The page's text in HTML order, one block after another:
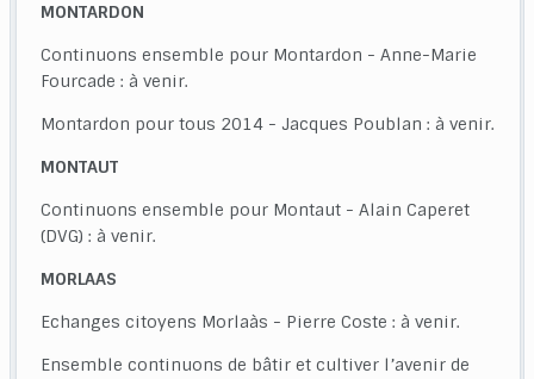
MONTARDON
Continuons ensemble pour Montardon - Anne-Marie
Fourcade : à venir.
Montardon pour tous 2014 - Jacques Poublan : à venir.
MONTAUT
Continuons ensemble pour Montaut - Alain Caperet
(DVG) : à venir.
MORLAAS
Echanges citoyens Morlaàs - Pierre Coste : à venir.
Ensemble continuons de bâtir et cultiver l’avenir de